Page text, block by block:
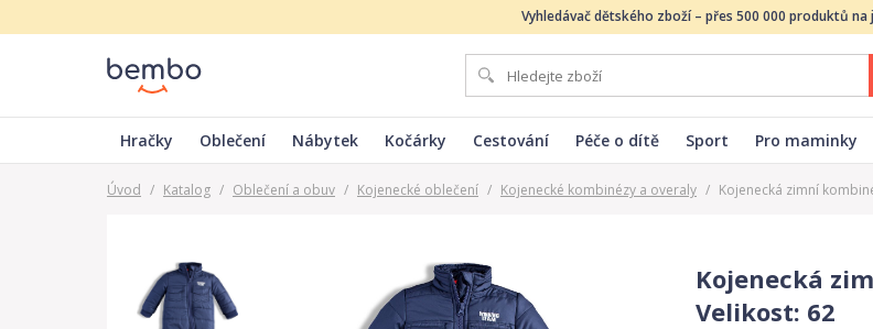
Vyhledávač dětského zboží – přes 500 000 produktů na
Hračky Oblečení Nábytek Kočárky Cestování Péče o dítě Sport Pro maminky
Úvod / Katalog / Oblečení a obuv / Kojenecké oblečení / Kojenecké kombinézy a overaly / Kojenecká zimní
Kojenecká
Velikost: 62